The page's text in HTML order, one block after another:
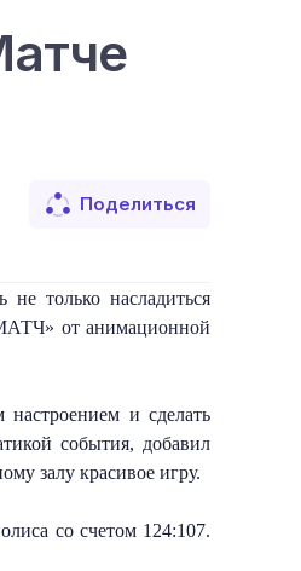
Поделиться
только насладиться
от анимационной
и сделать
события, добавил
залу красивое игру.
со счетом 124:107.